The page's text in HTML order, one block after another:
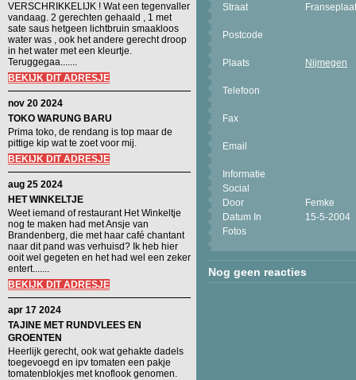
VERSCHRIKKELIJK ! Wat een tegenvaller
vandaag. 2 gerechten gehaald , 1 met
sate saus hetgeen lichtbruin smaakloos
water was , ook het andere gerecht droop
in het water met een kleurtje.
Teruggegaa.......
BEKIJK DIT ADRESJE
nov 20 2024
TOKO WARUNG BARU
Prima toko, de rendang is top maar de
pittige kip wat te zoet voor mij.
BEKIJK DIT ADRESJE
aug 25 2024
HET WINKELTJE
Weet iemand of restaurant Het Winkeltje
nog te maken had met Ansje van
Brandenberg, die met haar café chantant
naar dit pand was verhuisd? Ik heb hier
ooit wel gegeten en het had wel een zeker
entert.......
BEKIJK DIT ADRESJE
apr 17 2024
TAJINE MET RUNDVLEES EN
GROENTEN
Heerlijk gerecht, ook wat gehakte dadels
toegevoegd en ipv tomaten een pakje
tomatenblokjes met knoflook genomen.
Straat
Postcode
Plaats Nijmegen
Telefoon
Fax
Email
Informatie
Social
Door
Femke
Datum In
15-5-2004
Fotos
Nog geen reacties